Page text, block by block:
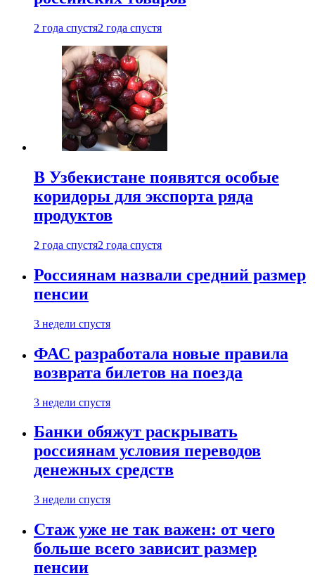
2 года спустя2 года спустя
В Узбекистане появятся особые
коридоры для экспорта ряда
продуктов
2 года спустя2 года спустя
Россиянам назвали средний размер
пенсии
3 недели спустя
ФАС разработала новые правила
возврата билетов на поезда
3 недели спустя
Банки обяжут раскрывать
россиянам условия переводов
денежных средств
3 недели спустя
Стаж уже не так важен: от чего
больше всего зависит размер
пенсии